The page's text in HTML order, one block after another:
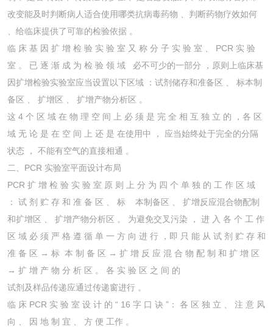
改变能及时判断病人适合使用哪类抗病毒药物 、判断药物疗效如何
、给临床提供了可靠的检验依据 。
临 床 基 因 扩 增 检 验 实 验 室 又 称 分 子 实 验 室 、 PCR 实 验
室 。 已 逐 渐 成 为 检 验 领 域 必不可少的一部分 ，原则上临床基
因扩增检验实验室应当设置以下区域 ：试剂储存和准备区 、 标本制
备区 、 扩增区 、 扩增产物分析区 。
这 4 个 区 域 在 物 理 空 间 上 必 须 是 完 全 相 互 独 立 的 ，各 区
域 无 论 是 在 空 间 上 还 是 在使用中 ， 应当始终处于完全的分隔
状态 ， 不能有空气的直接相通 。
二、PCR 实验室平面设计布局
PCR 扩 增 检 验 实 验 室 原 则 上 分 为 四 个 单 独 的 工 作 区 域
： 试 剂 贮 存 和 准 备 区 、 标 本制备区 、 扩增反应混合物配制
和扩增区 、 扩增产物分析区 。 为避免交叉污染 ， 进 入 各 个 工 作
区 域 必 须 严 格 遵 循 单 一 方 向 进 行 ，即 只 能 从 试 剂 贮 存 和
准 备 区 → 标 本 制 备 区 → 扩 增 反 应 混 合 物 配 制 和 扩 增 区
→ 扩 增 产 物 分 析 区 。 各 实 验 区 之 间 的
试剂及样品传递应通过传递窗进行 。
临 床 PCR 实 验 室 设 计 的 “ 16 字 口 诀 ”： 各 区 独 立 、 注 意 风
向 、 因 地 制 宜 、 方 便 工作 。